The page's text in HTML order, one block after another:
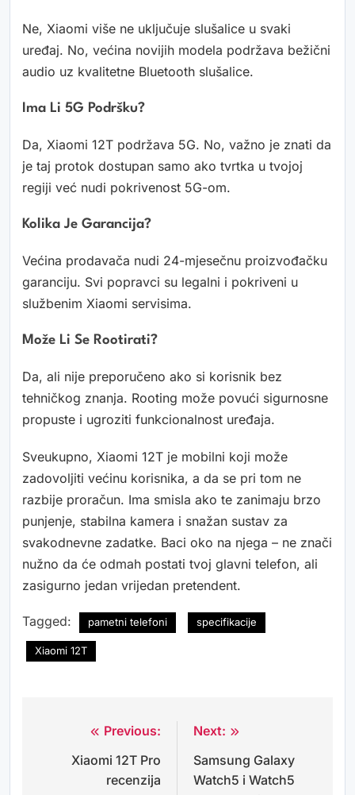
Ne, Xiaomi više ne uključuje slušalice u svaki
uređaj. No, većina novijih modela podržava bežični
audio uz kvalitetne Bluetooth slušalice.
Ima Li 5G Podršku?
Da, Xiaomi 12T podržava 5G. No, važno je znati da
je taj protok dostupan samo ako tvrtka u tvojoj
regiji već nudi pokrivenost 5G-om.
Kolika Je Garancija?
Većina prodavača nudi 24-mjesečnu proizvođačku
garanciju. Svi popravci su legalni i pokriveni u
službenim Xiaomi servisima.
Može Li Se Rootirati?
Da, ali nije preporučeno ako si korisnik bez
tehničkog znanja. Rooting može povući sigurnosne
propuste i ugroziti funkcionalnost uređaja.
Sveukupno, Xiaomi 12T je mobilni koji može
zadovoljiti većinu korisnika, a da se pri tom ne
razbije proračun. Ima smisla ako te zanimaju brzo
punjenje, stabilna kamera i snažan sustav za
svakodnevne zadatke. Baci oko na njega – ne znači
nužno da će odmah postati tvoj glavni telefon, ali
zasigurno jedan vrijedan pretendent.
Tagged: pametni telefoni specifikacije
Xiaomi 12T
Navigacija
objava
Previous:
Xiaomi 12T Pro
recenzija
Next:
Samsung Galaxy
Watch5 i Watch5